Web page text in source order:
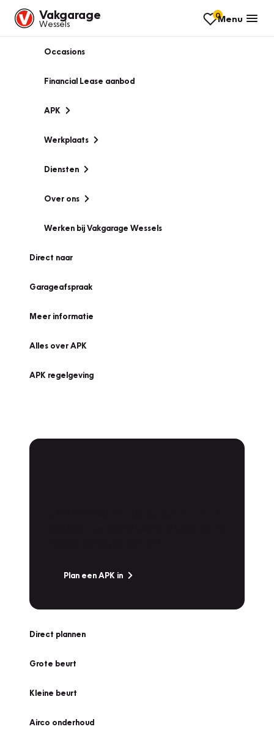
Vakgarage
Wessels
0Menu
Occasions
Financial Lease aanbod
APK
Werkplaats
Diensten
Over ons
Werken bij Vakgarage Wessels
Direct naar
Garageafspraak
Meer informatie
Alles over APK
APK regelgeving
Plan een APK in
Direct plannen
Grote beurt
Kleine beurt
Airco onderhoud